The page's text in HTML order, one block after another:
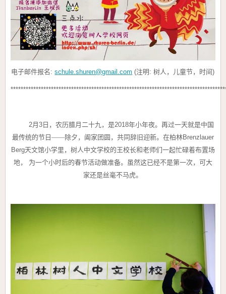
电子邮件报名:schule.shuren@gmail.com (注明: 树人，儿童节，时间)
2月 3 日，农历腊月二十九，是2018年小年夜。再过一天就是中国
最传统的节日——除夕，阖家团圆，共同辞旧迎新。在柏林Brenzlauer
Berg天文馆小学里，树人中文学校的王校长和老师们一起忙碌着布置场
地，
为一个小时后的春节活动做准备。虽然这已经不是第一次，可大
家还是丝毫不马虎。